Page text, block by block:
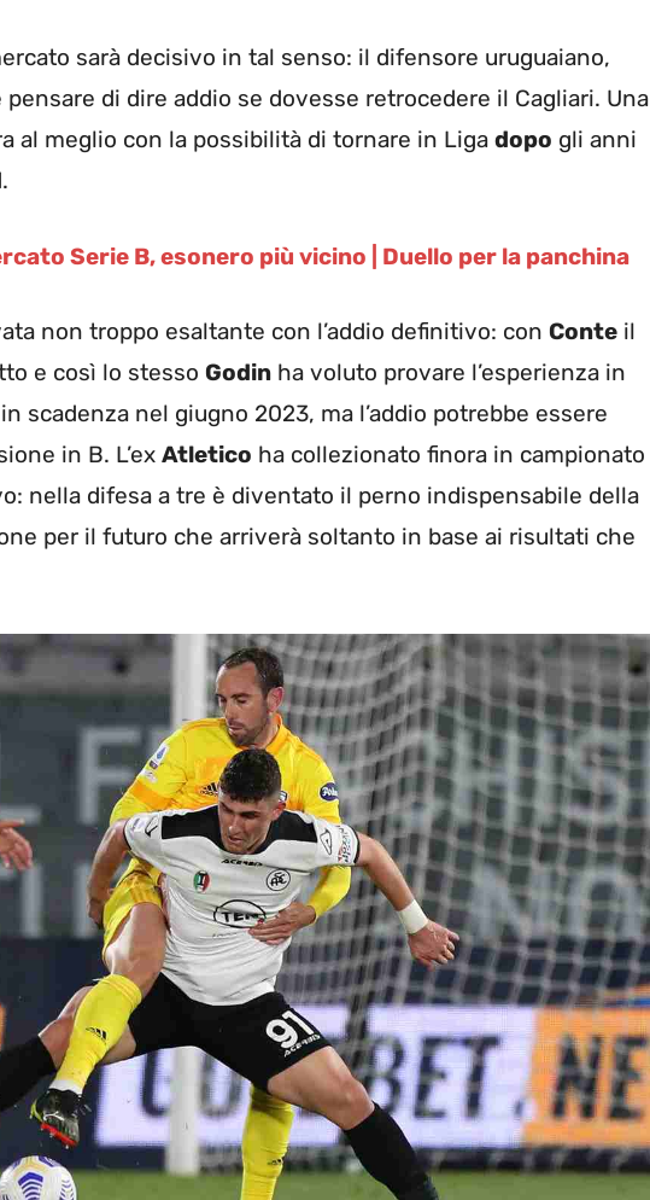
sarà decisivo in tal senso: il difensore uruguaiano,
di dire addio se dovesse retrocedere il Cagliari. Una
al meglio con la possibilità di tornare in Liga dopo gli anni
.
Serie B, esonero più vicino | Duello per la panchina
non troppo esaltante con l’addio definitivo: con Conte il
e così lo stesso Godin ha voluto provare l’esperienza in
scadenza nel giugno 2023, ma l’addio potrebbe essere
in B. L’ex Atletico ha collezionato finora in campionato
nella difesa a tre è diventato il perno indispensabile della
per il futuro che arriverà soltanto in base ai risultati che